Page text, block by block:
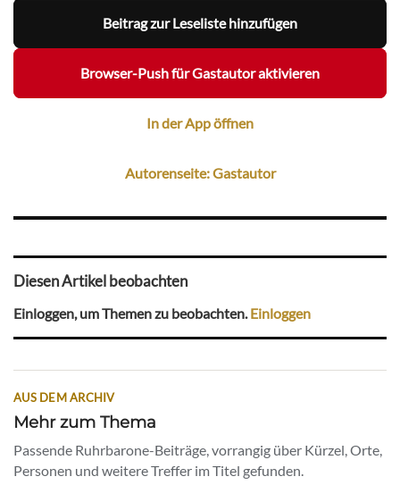
Beitrag zur Leseliste hinzufügen
Browser-Push für Gastautor aktivieren
In der App öffnen
Autorenseite: Gastautor
Diesen Artikel beobachten
Einloggen, um Themen zu beobachten. Einloggen
AUS DEM ARCHIV
Mehr zum Thema
Passende Ruhrbarone-Beiträge, vorrangig über Kürzel, Orte,
Personen und weitere Treffer im Titel gefunden.